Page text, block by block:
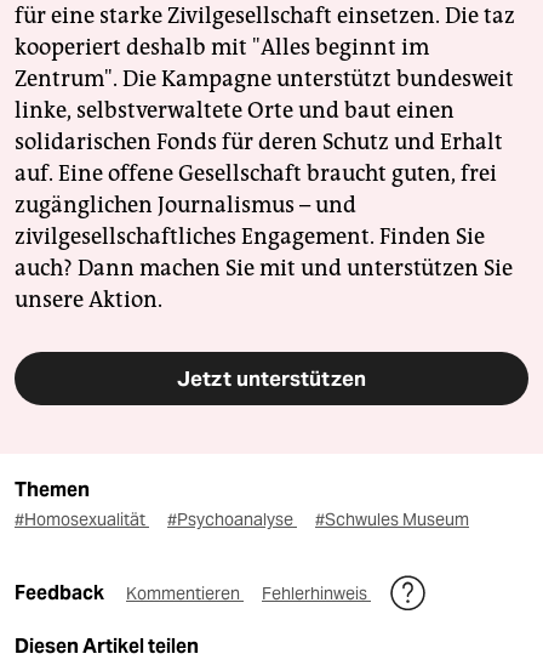
für eine starke Zivilgesellschaft einsetzen. Die taz
kooperiert deshalb mit "Alles beginnt im
Zentrum". Die Kampagne unterstützt bundesweit
linke, selbstverwaltete Orte und baut einen
solidarischen Fonds für deren Schutz und Erhalt
auf. Eine offene Gesellschaft braucht guten, frei
zugänglichen Journalismus – und
zivilgesellschaftliches Engagement. Finden Sie
auch? Dann machen Sie mit und unterstützen Sie
unsere Aktion.
Jetzt unterstützen
Themen
#Homosexualität #Psychoanalyse #Schwules Museum
Feedback Kommentieren Fehlerhinweis
Diesen Artikel teilen